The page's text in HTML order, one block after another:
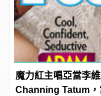
魔力紅主唱亞當李
Channing Tatum，